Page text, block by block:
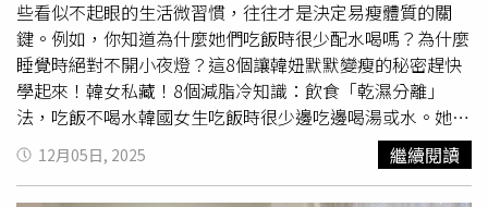
些看似不起眼的生活微習慣，往往才是決定易瘦體質的關
鍵。例如，你知道為什麼她們吃飯時很少配水喝嗎？為什麼
睡覺時絕對不開小夜燈？這8個讓韓妞默默變瘦的秘密趕快
學起來！韓女私藏！8個減脂冷知識：飲食「乾濕分離」
法，吃飯不喝水韓國女生吃飯時很少邊吃邊喝湯或水。她們
奉行「乾濕分離」原則，認為邊吃飯邊喝大量液體會稀釋胃
酸，影響消化速度，導致血糖波動較大，容易囤積脂肪。建
12月05日, 2025 繼續閱讀